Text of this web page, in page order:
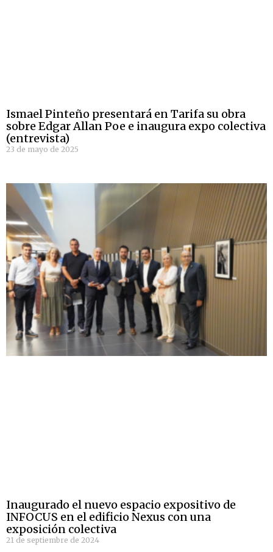
Ismael Pinteño presentará en Tarifa su obra
sobre Edgar Allan Poe e inaugura expo colectiva
(entrevista)
23 de mayo de 2025
Inaugurado el nuevo espacio expositivo de
INFOCUS en el edificio Nexus con una
exposición colectiva
21 de septiembre de 2024